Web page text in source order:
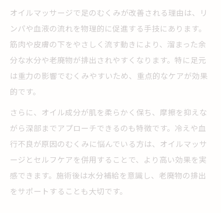
オイルマッサージで足のむくみが改善される理由は、リ
ンパや血液の流れを物理的に促進する手技にあります。
筋肉や皮膚の下をやさしく流す動きにより、溜まった余
分な水分や老廃物が排出されやすくなります。特に足元
は重力の影響でむくみやすいため、重点的なケアが効果
的です。
さらに、オイル成分が肌を柔らかく保ち、摩擦を抑えな
がら深部までアプローチできるのも特徴です。冷えや血
行不良が原因のむくみに悩んでいる方は、オイルマッサ
ージとセルフケアを併用することで、より高い効果を実
感できます。施術後は水分補給を意識し、老廃物の排出
をサポートすることも大切です。